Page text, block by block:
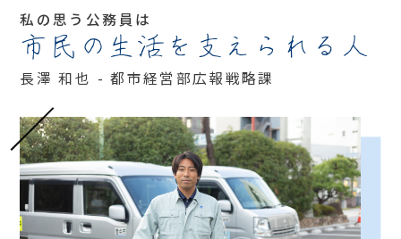
私の思う公務員は
市民の生活を支えられる人
長澤 和也 - 都市経営部広報戦略課